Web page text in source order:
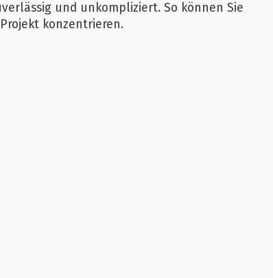
und unkompliziert. So können Sie
konzentrieren.